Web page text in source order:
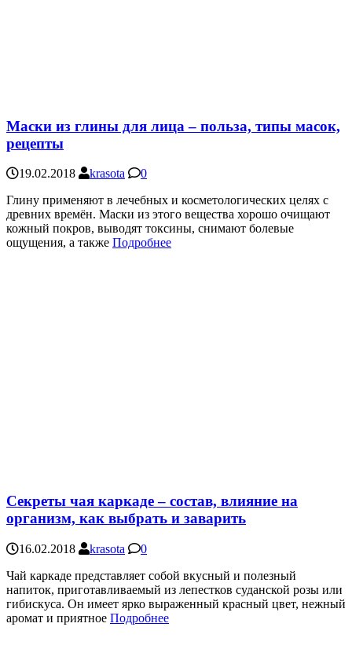
Маски из глины для лица – польза, типы масок,
рецепты
19.02.2018 krasota
0
Глину применяют в лечебных и косметологических целях с
древних времён. Маски из этого вещества хорошо очищают
кожный покров, выводят токсины, снимают болевые
ощущения, а также Подробнее
Секреты чая каркаде – состав, влияние на
организм, как выбрать и заварить
16.02.2018 krasota
0
Чай каркаде представляет собой вкусный и полезный
напиток, приготавливаемый из лепестков суданской розы или
гибискуса. Он имеет ярко выраженный красный цвет, нежный
аромат и приятное Подробнее